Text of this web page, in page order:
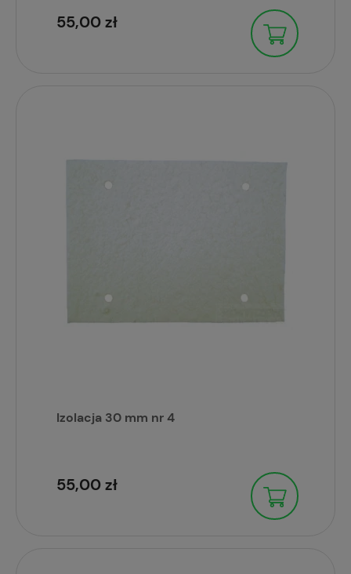
55,00 zł
Izolacja 30 mm nr 4
55,00 zł